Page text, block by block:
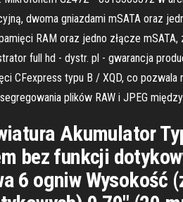
dwoma gniazdami mSATA oraz
RAM oraz jedno złącze
full hd - dystr. pl - gwarancja
CFexpress typu B / XQD, co
plików RAW i JPEG
Akumulator
bez funkcji
6 ogniw